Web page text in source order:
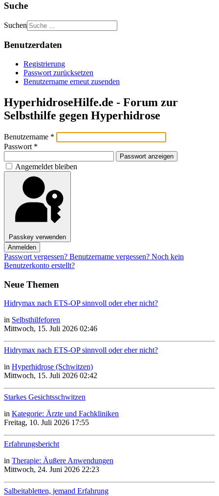
Suche
Suchen
Benutzerdaten
Registrierung
Passwort zurücksetzen
Benutzername erneut zusenden
HyperhidroseHilfe.de - Forum zur
Selbsthilfe gegen Hyperhidrose
Benutzername *
Passwort *
Passwort anzeigen
Angemeldet bleiben
Passkey verwenden
Anmelden
Passwort vergessen? Benutzername vergessen? Noch kein
Benutzerkonto erstellt?
Neue Themen
Hidrymax nach ETS-OP sinnvoll oder eher nicht?
in Selbsthilfeforen
Mittwoch, 15. Juli 2026 02:46
Hidrymax nach ETS-OP sinnvoll oder eher nicht?
in Hyperhidrose (Schwitzen)
Mittwoch, 15. Juli 2026 02:42
Starkes Gesichtsschwitzen
in Kategorie: Ärzte und Fachkliniken
Freitag, 10. Juli 2026 17:55
Erfahrungsbericht
in Therapie: Äußere Anwendungen
Mittwoch, 24. Juni 2026 22:23
Salbeitabletten, jemand Erfahrung